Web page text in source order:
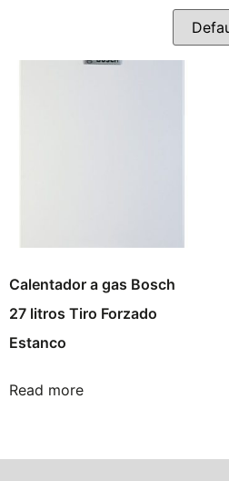
Calentador a gas Bosch
27 litros Tiro Forzado
Estanco
Read more